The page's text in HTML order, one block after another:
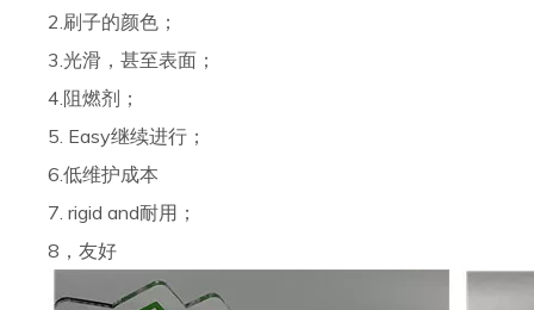
2.刷子的颜色；
3.光滑，甚至表面；
4.阻燃剂；
5. Easy继续进行；
6.低维护成本
7. rigid and耐用；
8，友好